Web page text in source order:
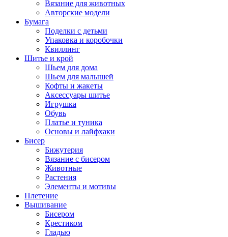
Вязание для животных
Авторские модели
Бумага
Поделки с детьми
Упаковка и коробочки
Квиллинг
Шитье и крой
Шьем для дома
Шьем для малышей
Кофты и жакеты
Аксессуары шитье
Игрушка
Обувь
Платье и туника
Основы и лайфхаки
Бисер
Бижутерия
Вязание с бисером
Животные
Растения
Элементы и мотивы
Плетение
Вышивание
Бисером
Крестиком
Гладью